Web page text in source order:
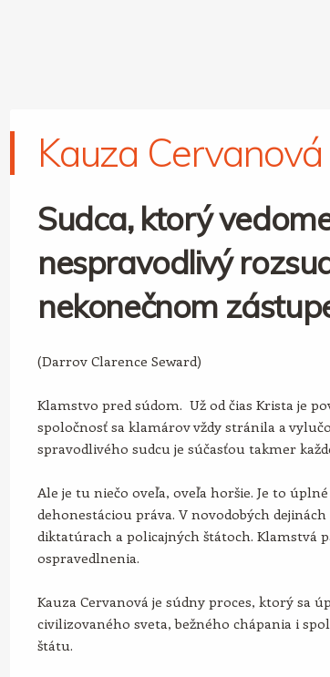
Kauza Cervanová
Sudca, ktorý
nespravodlivý
nekonečnom
(Darrov Clarence Seward)
Klamstvo pred súdom. Už od čias Krista je
spoločnosť sa klamárov vždy stránila a
spravodlivého sudcu je súčasťou takmer
Ale je tu niečo oveľa, oveľa horšie. Je to úplné
dehonestáciou práva. V novodobých
diktatúrach a policajných štátoch. Klamstvá
ospravedlnenia.
Kauza Cervanová je súdny proces, ktorý sa
civilizovaného sveta, bežného chápania i
štátu.